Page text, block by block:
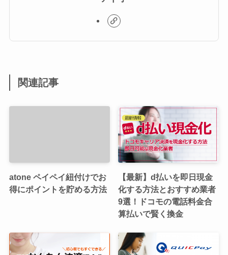
関連記事
atone ペイペイ紐付けでお
得にポイントを貯める方法
【最新】d払いを即日現金
化する方法とおすすめ業者
9選！ドコモの電話料金合
算払いで賢く換金